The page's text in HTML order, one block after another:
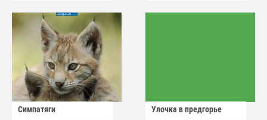
Симпатяги Улочка в предгорье